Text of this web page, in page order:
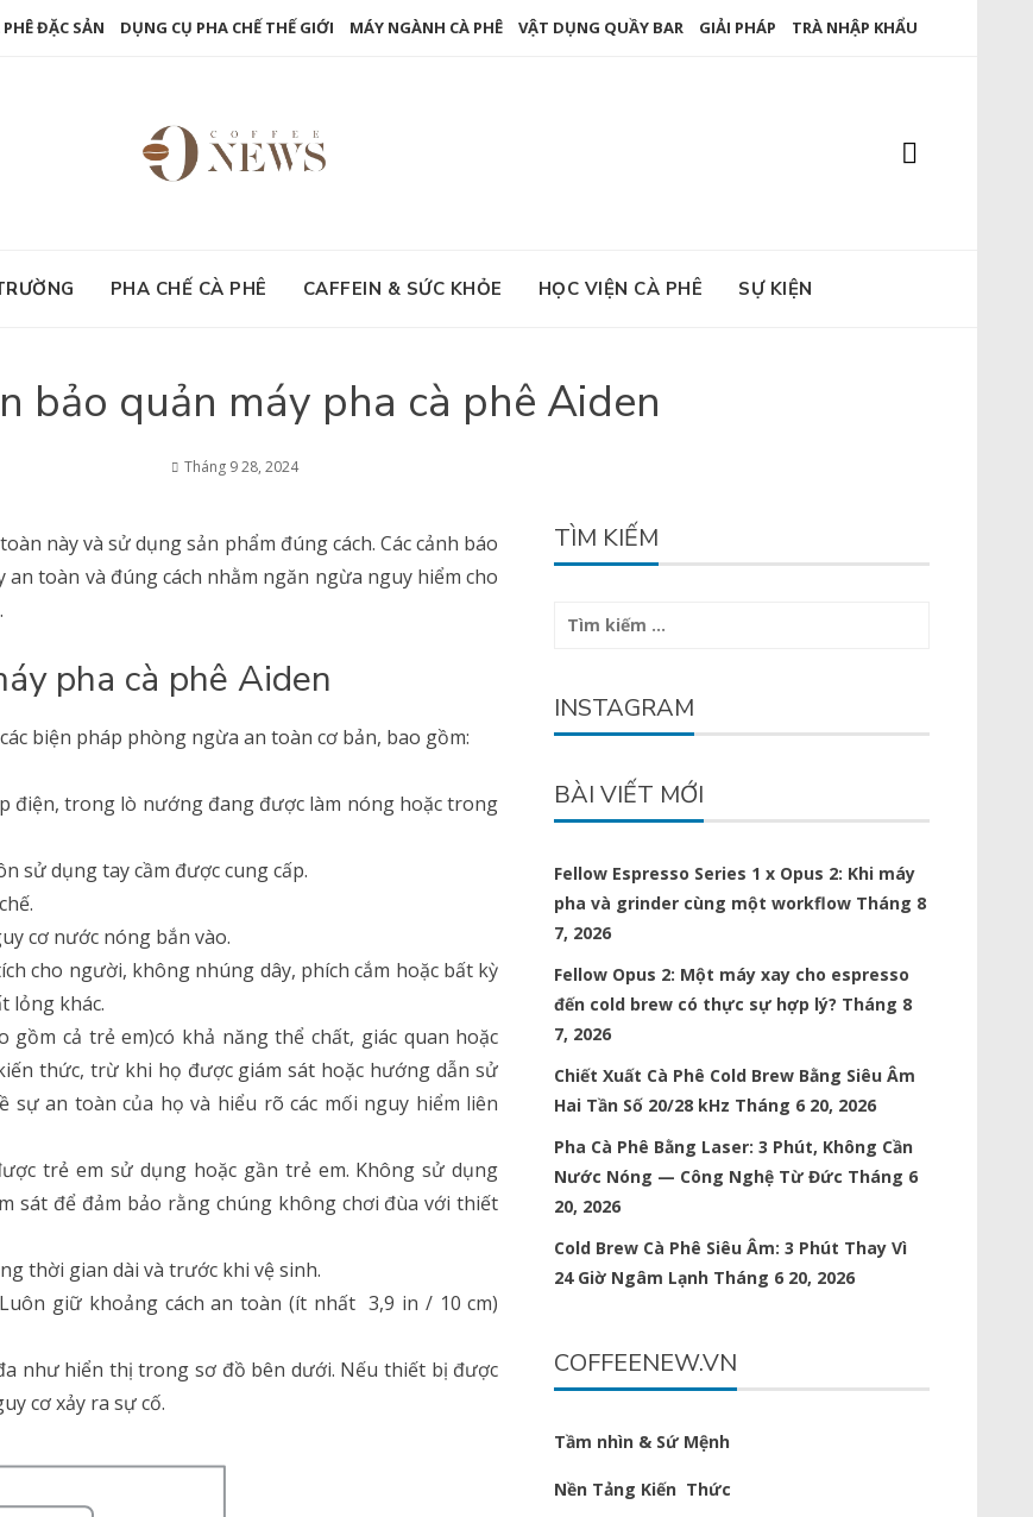
PHÊ ĐẶC SẢN DỤNG CỤ PHA CHẾ THẾ GIỚI MÁY NGÀNH CÀ PHÊ VẬT DỤNG QUẦY BAR GIẢI PHÁP TRÀ NHẬP KHẨU
PHA CHẾ CÀ PHÊ CAFFEIN & SỨC KHỎE HỌC VIỆN CÀ PHÊ SỰ KIỆN
bảo quản máy pha cà phê Aiden
Tháng 9 28, 2024
này và sử dụng sản phẩm đúng cách. Các cảnh báo
toàn và đúng cách nhằm ngăn ngừa nguy hiểm cho
pha cà phê Aiden
biện pháp phòng ngừa an toàn cơ bản, bao gồm:
điện, trong lò nướng đang được làm nóng hoặc trong
sử dụng tay cầm được cung cấp.
cơ nước nóng bắn vào.
cho người, không nhúng dây, phích cắm hoặc bất kỳ
lỏng khác.
cả trẻ em)có khả năng thể chất, giác quan hoặc
​​thức, trừ khi họ được giám sát hoặc hướng dẫn sử
an toàn của họ và hiểu rõ các mối nguy hiểm liên
trẻ em sử dụng hoặc gần trẻ em. Không sử dụng
sát để đảm bảo rằng chúng không chơi đùa với thiết
thời gian dài và trước khi vệ sinh.
giữ khoảng cách an toàn (ít nhất 3,9 in / 10 cm)
như hiển thị trong sơ đồ bên dưới. Nếu thiết bị được
cơ xảy ra sự cố.
TÌM KIẾM
Tìm
INSTAGRAM
BÀI VIẾT MỚI
Fellow Espresso Series 1 x Opus 2: Khi máy
pha và grinder cùng một workflow Tháng 8
7, 2026
Fellow Opus 2: Một máy xay cho espresso
đến cold brew có thực sự hợp lý? Tháng 8
7, 2026
Chiết Xuất Cà Phê Cold Brew Bằng Siêu Âm
Hai Tần Số 20/28 kHz Tháng 6 20, 2026
Pha Cà Phê Bằng Laser: 3 Phút, Không Cần
Nước Nóng — Công Nghệ Từ Đức Tháng 6
20, 2026
Cold Brew Cà Phê Siêu Âm: 3 Phút Thay Vì
24 Giờ Ngâm Lạnh Tháng 6 20, 2026
COFFEENEW.VN
Tầm nhìn & Sứ Mệnh
Nền Tảng Kiến Thức